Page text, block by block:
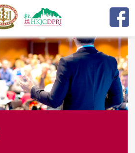
to navigation